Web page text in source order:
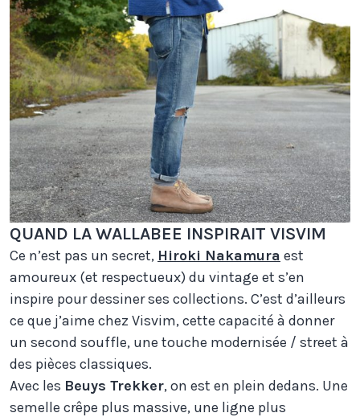
QUAND LA WALLABEE INSPIRAIT VISVIM
Ce n’est pas un secret, Hiroki Nakamura est
amoureux (et respectueux) du vintage et s’en
inspire pour dessiner ses collections. C’est d’ailleurs
ce que j’aime chez Visvim, cette capacité à donner
un second souffle, une touche modernisée / street à
des pièces classiques.
Avec les Beuys Trekker, on est en plein dedans. Une
semelle crêpe plus massive, une ligne plus